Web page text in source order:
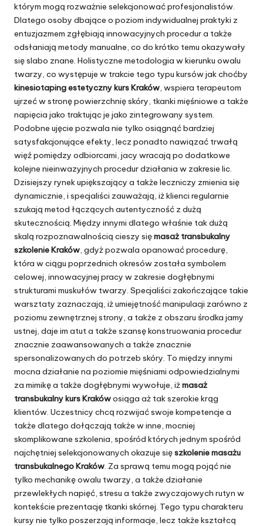
którym mogą rozważnie selekcjonować profesjonalistów.
Dlatego osoby dbające o poziom indywidualnej praktyki z
entuzjazmem zgłębiają innowacyjnych procedur a także
odsłaniają metody manualne, co do krótko temu okazywały
się slabo znane. Holistyczne metodologia w kierunku owalu
twarzy, co występuje w trakcie tego typu kursów jak choćby
kinesiotaping estetyczny kurs Kraków, wspiera terapeutom
ujrzeć w stronę powierzchnię skóry, tkanki mięśniowe a także
napięcia jako traktując je jako zintegrowany system.
Podobne ujęcie pozwala nie tylko osiągnąć bardziej
satysfakcjonujące efekty, lecz ponadto nawiązać trwałą
więź pomiędzy odbiorcami, jacy wracają po dodatkowe
kolejne nieinwazyjnych procedur działania w zakresie lic.
Dzisiejszy rynek upiększający a także leczniczy zmienia się
dynamicznie, i specjaliści zauważają, iż klienci regularnie
szukają metod łączących autentyczność z dużą
skutecznością. Między innymi dlatego właśnie tak dużą
skalą rozpoznawalnością cieszy sięmasaż transbukalny
szkolenie Kraków, gdyż pozwala opanować procedurę,
która w ciągu poprzednich okresów została symbolem
celowej, innowacyjnej pracy w zakresie dogłębnymi
strukturami muskułów twarzy. Specjaliści zakończające takie
warsztaty zaznaczają, iż umiejętność manipulacji zarówno z
poziomu zewnętrznej strony, a także z obszaru środka jamy
ustnej, daje im atut a także szansę konstruowania procedur
znacznie zaawansowanych a także znacznie
spersonalizowanych do potrzeb skóry. To między innymi
mocna działanie na poziomie mięśniami odpowiedzialnymi
za mimikę a także dogłębnymi wywołuje, iżmasaż
transbukalny kurs Krakówosiąga aż tak szerokie krąg
klientów. Uczestnicy chcą rozwijać swoje kompetencje a
także dlatego dołączają także w inne, mocniej
skomplikowane szkolenia, spośród których jednym spośród
najchętniej selekcjonowanych okazuje sięszkolenie masażu
transbukalnego Kraków. Za sprawą temu mogą pojąć nie
tylko mechanikę owalu twarzy, a także działanie
przewlekłych napięć, stresu a także zwyczajowych rutyn w
kontekście prezentację tkanki skórnej. Tego typu charakteru
kursy nie tylko poszerzają informacje, lecz także kształcą